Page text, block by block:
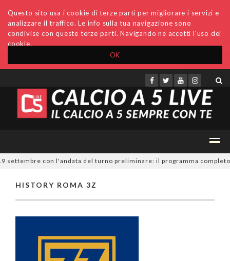
OK
Questo sito usa i cookie di terze parti per migliorare i servizi e
analizzare il traffico. Le info sulla tua navigazione sono
condivise con queste terze parti. Navigando ne accetti l'uso dei
cookie.
Accedi Archivio Invio comunicati Redazione
settembre con l'andata del turno preliminare: il programma completo
HISTORY ROMA 3Z